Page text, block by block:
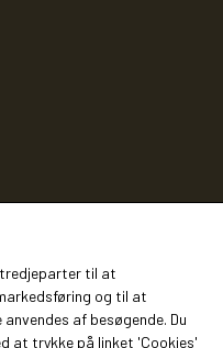
tredjeparter til at
og til at
af besøgende. Du
at trykke på linket 'Cookies'